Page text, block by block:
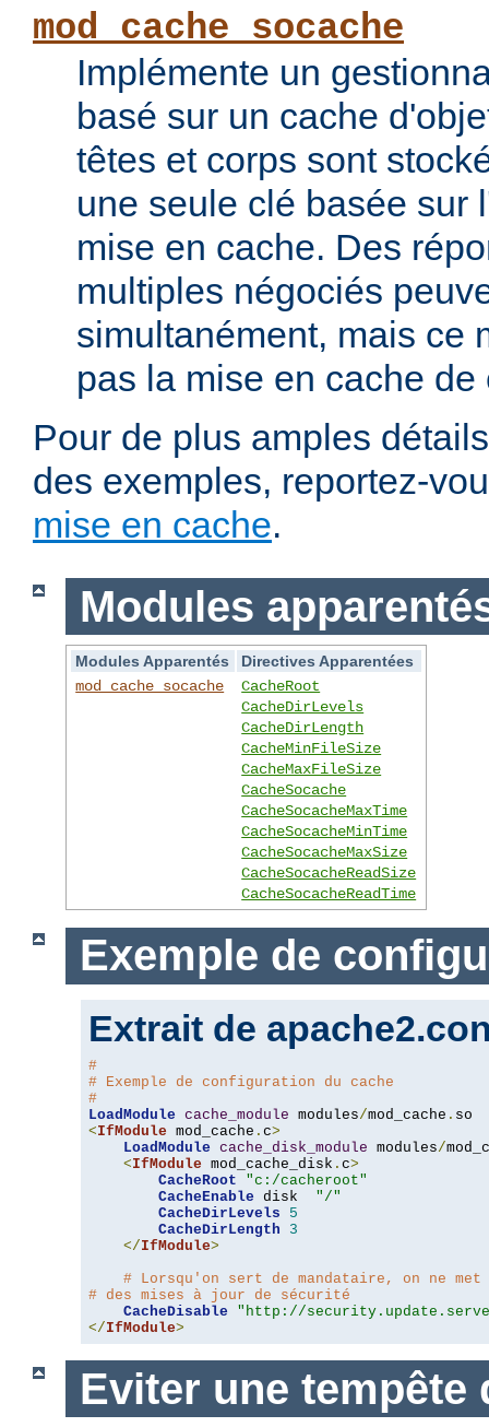
mod_cache_socache
Implémente un
basé sur un cache
têtes et corps sont
une seule clé basée sur
mise en cache. Des
multiples négociés
simultanément, mais ce
pas la mise en cache
Pour de plus amples
des exemples, reportez-
mise en cache.
Modules
Modules Apparentés
Directives Apparentées
mod_cache_socache
CacheRoot
CacheDirLevels
CacheDirLength
CacheMinFileSize
CacheMaxFileSize
CacheSocache
CacheSocacheMaxTime
CacheSocacheMinTime
CacheSocacheMaxSize
CacheSocacheReadSize
CacheSocacheReadTime
Exemple de
Extrait de
#
# Exemple de configuration du cache
#
LoadModule cache_module modules/mod_cache .
<IfModule mod_cache . c>
LoadModule cache_disk_module modules/
<IfModule mod_cache_disk . c>
CacheRoot
"c:/cacheroot"
CacheEnable disk "/"
CacheDirLevels
5
CacheDirLength
3
</IfModule>
# Lorsqu'on sert de mandataire, on ne
# des mises à jour de sécurité
CacheDisable
"http://
</IfModule>
Eviter une tempête